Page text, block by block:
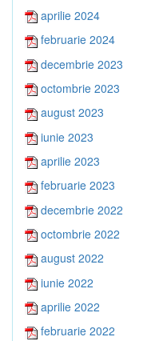
aprilie 2024
februarie 2024
decembrie 2023
octombrie 2023
august 2023
iunie 2023
aprilie 2023
februarie 2023
decembrie 2022
octombrie 2022
august 2022
iunie 2022
aprilie 2022
februarie 2022